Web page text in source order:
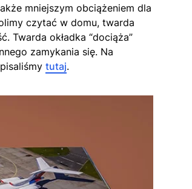
mniejszym obciążeniem dla
czytać w domu, twarda
Twarda okładka “dociąża”
zamykania się. Na
tutaj.